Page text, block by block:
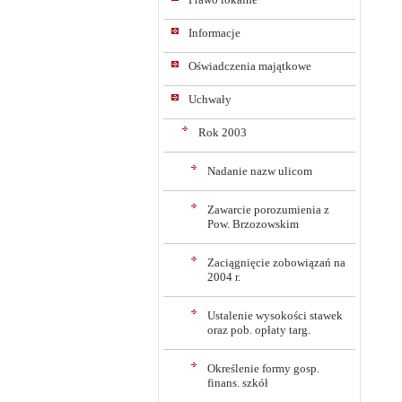
Informacje
Oświadczenia majątkowe
Uchwały
Rok 2003
Nadanie nazw ulicom
Zawarcie porozumienia z
Pow. Brzozowskim
Zaciągnięcie zobowiązań na
2004 r.
Ustalenie wysokości stawek
oraz pob. opłaty targ.
Określenie formy gosp.
finans. szkół